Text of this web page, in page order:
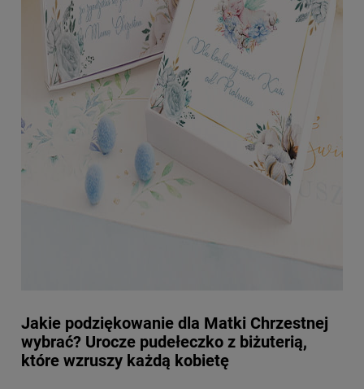
Jakie podziękowanie dla Matki Chrzestnej
wybrać? Urocze pudełeczko z biżuterią,
które wzruszy każdą kobietę